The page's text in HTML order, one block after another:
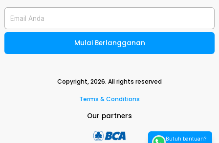
Email Anda
Mulai Berlangganan
Copyright,2026. All rights reserved
Terms & Conditions
Our partners
Butuh bantuan?